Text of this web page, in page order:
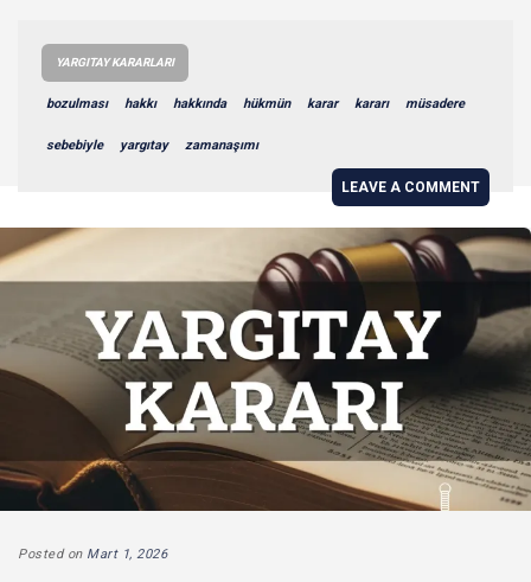
YARGITAY KARARLARI
bozulması hakkı hakkında hükmün karar kararı müsadere
sebebiyle yargıtay zamanaşımı
LEAVE A COMMENT
Posted on Mart 1, 2026